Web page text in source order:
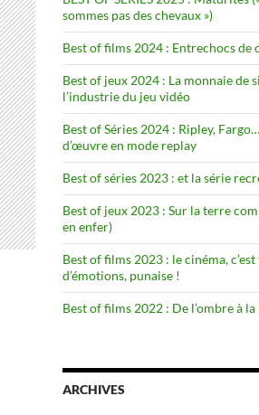
sommes pas des chevaux »)
Best of films 2024 : Entrechocs de
Best of jeux 2024 : La monnaie de
l’industrie du jeu vidéo
Best of Séries 2024 : Ripley,
d’œuvre en mode replay
Best of séries 2023 : et la série
Best of jeux 2023 : Sur la terre
en enfer)
Best of films 2023 : le cinéma,
d’émotions, punaise !
Best of films 2022 : De l’ombre à
ARCHIVES